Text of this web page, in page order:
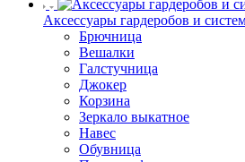
Аксессуары гардеробов и
Брючница
Вешалки
Галстучница
Джокер
Корзина
Зеркало выкатное
Навес
Обувница